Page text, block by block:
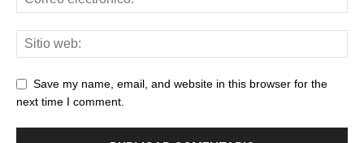
Save my name, email, and website in this browser for the
next time I comment.